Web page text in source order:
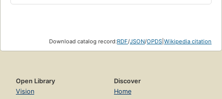
Download catalog record:RDF/JSON/OPDS Wikipedia citation
Open Library
Vision
Discover
Home